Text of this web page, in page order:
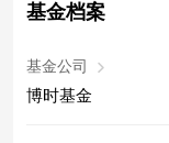
基金档案
基金公司
博时基金